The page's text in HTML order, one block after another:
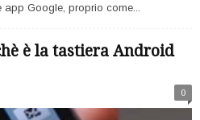
Google, proprio come...
è la tastiera Android
0